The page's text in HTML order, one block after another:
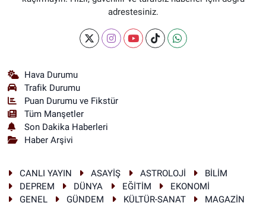
adrestesiniz.
Hava Durumu
Trafik Durumu
Puan Durumu ve Fikstür
Tüm Manşetler
Son Dakika Haberleri
Haber Arşivi
CANLI YAYIN ASAYİŞ ASTROLOJİ
BİLİM
DEPREM
DÜNYA EĞİTİM
EKONOMİ
GENEL
GÜNDEM KÜLTÜR-SANAT MAGAZİN